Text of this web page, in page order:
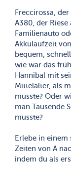
Freccirossa,
A380, der Riese
Familienauto
Akkulaufzeit
bequem,
wie war das
Hannibal mit
Mittelalter, als
musste? Oder
man Tausende
musste?
Erlebe in
Zeiten von A
indem du als